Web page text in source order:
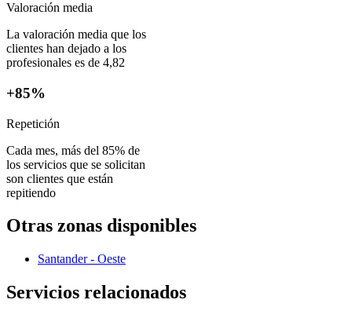
Valoración media
La valoración media que los
clientes han dejado a los
profesionales es de 4,82
+85%
Repetición
Cada mes, más del 85% de
los servicios que se solicitan
son clientes que están
repitiendo
Otras zonas disponibles
Santander - Oeste
Servicios relacionados